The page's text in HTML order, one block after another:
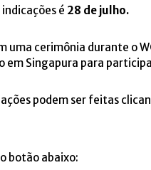
é 28 de julho.
uma cerimônia durante o
em Singapura para
podem ser feitas
botão abaixo: